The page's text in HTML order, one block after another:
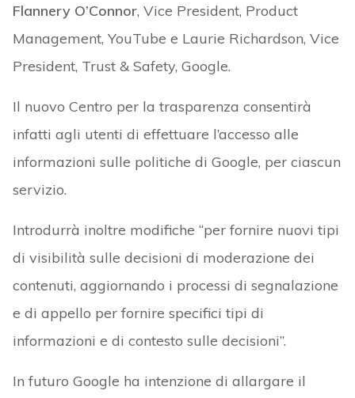
Flannery O’Connor, Vice President, Product
Management, YouTube e Laurie Richardson, Vice
President, Trust & Safety, Google.
Il nuovo Centro per la trasparenza consentirà
infatti agli utenti di effettuare l’accesso alle
informazioni sulle politiche di Google, per ciascun
servizio.
Introdurrà inoltre modifiche “per fornire nuovi tipi
di visibilità sulle decisioni di moderazione dei
contenuti, aggiornando i processi di segnalazione
e di appello per fornire specifici tipi di
informazioni e di contesto sulle decisioni”.
In futuro Google ha intenzione di allargare il